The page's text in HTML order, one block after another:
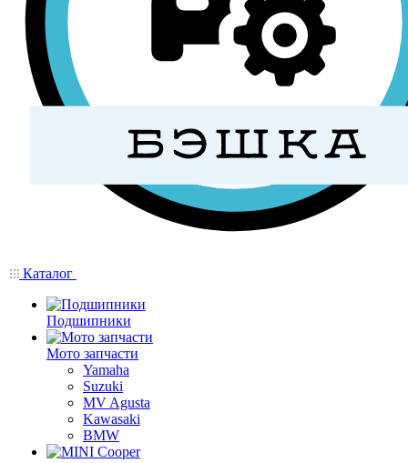
Каталог
Подшипники
Мото запчасти
Yamaha
Suzuki
MV Agusta
Kawasaki
BMW